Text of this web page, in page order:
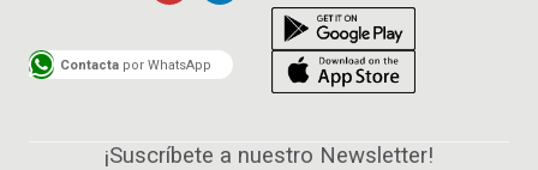
Contacta por WhatsApp
¡Suscríbete a nuestro Newsletter!